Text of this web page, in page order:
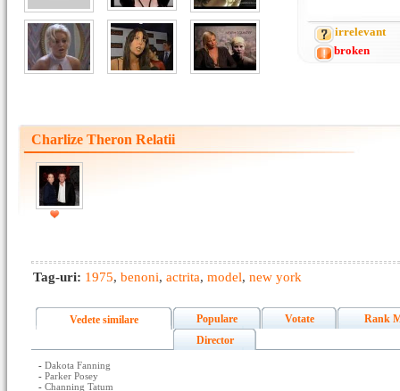
irrelevant
broken
Charlize Theron Relatii
Tag-uri: 1975, benoni, actrita, model, new york
Vedete similare Populare Votate
Rank
Director
- Dakota Fanning
- Parker Posey
- Channing Tatum